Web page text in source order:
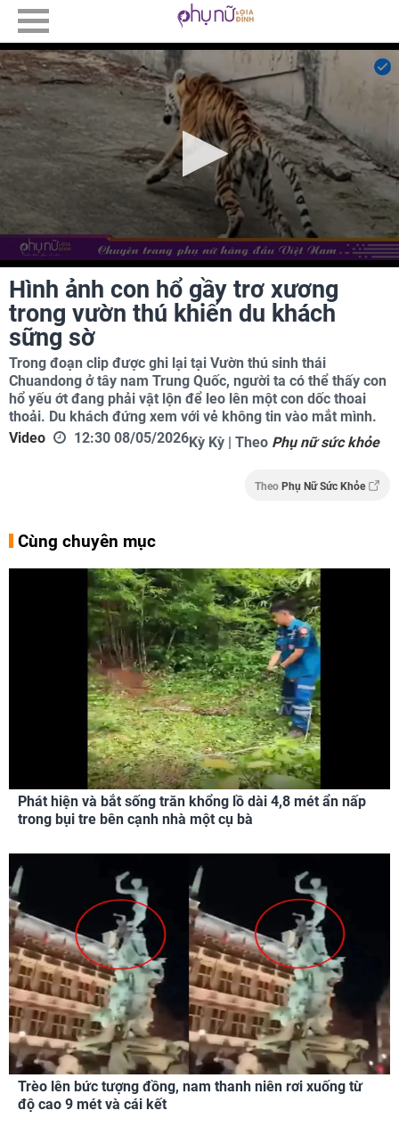
Hình ảnh con hổ gầy trơ xương
trong vườn thú khiến du khách
sững sờ
Trong đoạn clip được ghi lại tại Vườn thú sinh thái
Chuandong ở tây nam Trung Quốc, người ta có thể thấy con
hổ yếu ớt đang phải vật lộn để leo lên một con dốc thoai
thoải. Du khách đứng xem với vẻ không tin vào mắt mình.
Video
12:30 08/05/2026Kỳ Kỳ | Theo Phụ nữ sức khỏe
Theo Phụ Nữ Sức Khỏe
Cùng chuyên mục
Phát hiện và bắt sống trăn khổng lồ dài 4,8 mét ẩn nấp
trong bụi tre bên cạnh nhà một cụ bà
Trèo lên bức tượng đồng, nam thanh niên rơi xuống từ
độ cao 9 mét và cái kết